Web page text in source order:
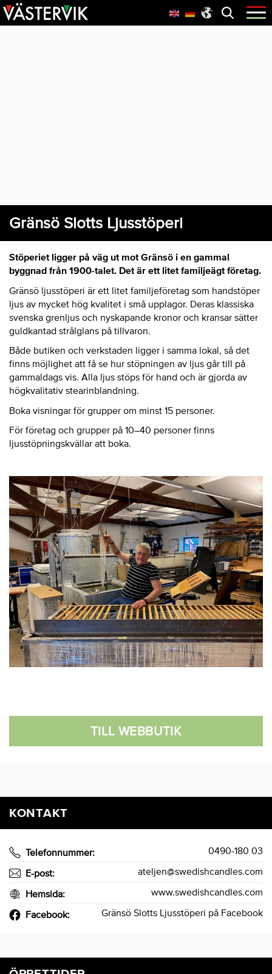
Hoppa
till
Skip
to
Hoppa
till
Öppna
menyn
Gränsö Slotts Ljusstöperi
Stöperiet ligger på väg ut mot Gränsö i en gammal
byggnad från 1900-talet. Det är ett litet familjeägt företag.
Gränsö ljusstöperi är ett litet familjeföretag som handstöper
ljus av mycket hög kvalitet i små upplagor. Deras klassiska
svenska grenljus och nyskapande kronor och kransar sätter
guldkantad strålglans på tillvaron.
Både butiken och verkstaden ligger i samma lokal, så det
finns möjlighet att få se hur stöpningen av ljus går till på
gammaldags vis. Alla ljus stöps för hand och är gjorda av
högkvalitativ stearinblandning.
Boka visningar för grupper om minst 15 personer.
För företag och grupper på 10–40 personer finns
ljusstöpningskvällar att boka.
TILL WEBBUTIK
KONTAKT
Telefonnummer: 0490-180 03
E-post: ateljen@swedishcandles.com
Hemsida: www.swedishcandles.com
Facebook: Gränsö Slotts Ljusstöperi på Facebook